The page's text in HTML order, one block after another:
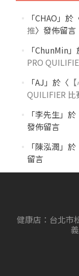
「CHAO 」於
推〉發佈留言
「ChunMin」
PRO
「AJ 」於〈
QUILIFIER 比
「李先生」於
發佈留言
「陳泓潤 」於
留言
健康店：台北市